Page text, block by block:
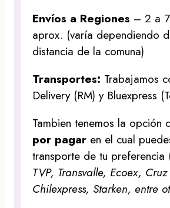
Envíos a Regiones – 2 a
aprox. (varía dependiendo
distancia de la comuna)
Transportes: Trabajamos
Delivery (RM) y Bluexpress
Tambien tenemos la opción
por pagar en el cual
transporte de tu preferencia
TVP, Transvalle, Ecoex,
Chilexpress, Starken, entre